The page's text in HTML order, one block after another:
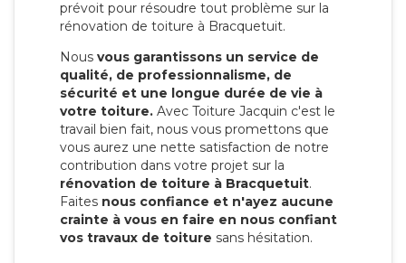
prévoit pour résoudre tout problème sur la
rénovation de toiture à Bracquetuit.
Nous vous garantissons un service de
qualité, de professionnalisme, de
sécurité et une longue durée de vie à
votre toiture. Avec Toiture Jacquin c'est le
travail bien fait, nous vous promettons que
vous aurez une nette satisfaction de notre
contribution dans votre projet sur la
rénovation de toiture à Bracquetuit.
Faites nous confiance et n'ayez aucune
crainte à vous en faire en nous confiant
vos travaux de toiture sans hésitation.